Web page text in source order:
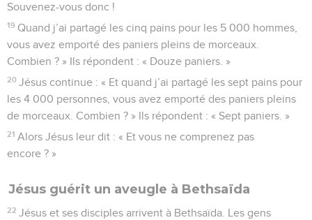
Souvenez-vous donc !
19 Quand j’ai partagé les cinq pains pour les 5 000 hommes,
vous avez emporté des paniers pleins de morceaux.
Combien ? » Ils répondent : « Douze paniers. »
20 Jésus continue : « Et quand j’ai partagé les sept pains pour
les 4 000 personnes, vous avez emporté des paniers pleins
de morceaux. Combien ? » Ils répondent : « Sept paniers. »
21 Alors Jésus leur dit : « Et vous ne comprenez pas
encore ? »
Jésus guérit un aveugle à Bethsaïda
22 Jésus et ses disciples arrivent à Bethsaïda. Les gens